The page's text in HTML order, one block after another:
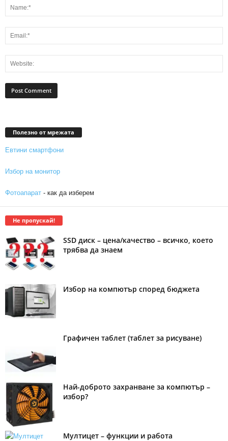
Полезно от мрежата
Евтини смартфони
Избор на монитор
Фотоапарат - как да изберем
Не пропускай!
SSD диск – цена/качество – всичко, което
трябва да знаем
Избор на компютър според бюджета
Графичен таблет (таблет за рисуване)
Най-доброто захранване за компютър –
избор?
Мултицет – функции и работа